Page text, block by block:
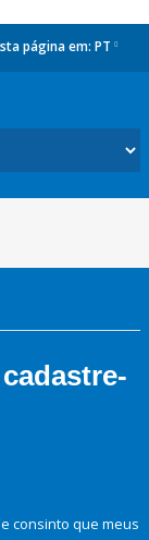
página em: PT
consinto que meus